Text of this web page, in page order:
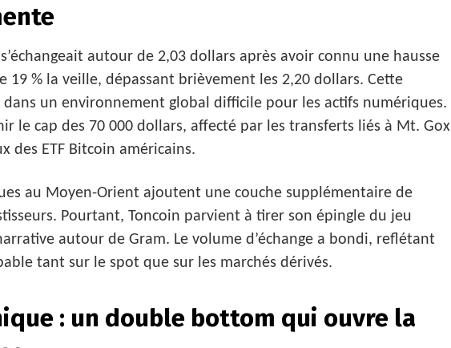
autour de 2,03 dollars après avoir connu une hausse
19 % la veille, dépassant brièvement les 2,20 dollars. Cette
un environnement global difficile pour les actifs numériques.
le cap des 70 000 dollars, affecté par les transferts liés à Mt. Gox
des ETF Bitcoin américains.
au Moyen-Orient ajoutent une couche supplémentaire de
Pourtant, Toncoin parvient à tirer son épingle du jeu
autour de Gram. Le volume d’échange a bondi, reflétant
tant sur le spot que sur les marchés dérivés.
: un double bottom qui ouvre la